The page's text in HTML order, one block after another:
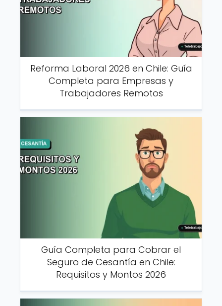
Reforma Laboral 2026 en Chile: Guía
Completa para Empresas y
Trabajadores Remotos
Guía Completa para Cobrar el
Seguro de Cesantía en Chile:
Requisitos y Montos 2026